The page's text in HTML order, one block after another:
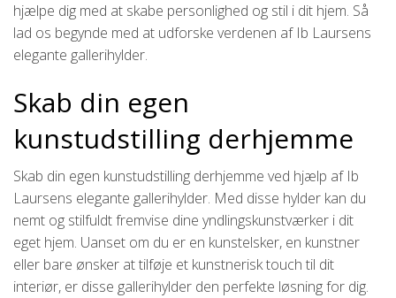
hjælpe dig med at skabe personlighed og stil i dit hjem. Så
lad os begynde med at udforske verdenen af Ib Laursens
elegante gallerihylder.
Skab din egen
kunstudstilling derhjemme
Skab din egen kunstudstilling derhjemme ved hjælp af Ib
Laursens elegante gallerihylder. Med disse hylder kan du
nemt og stilfuldt fremvise dine yndlingskunstværker i dit
eget hjem. Uanset om du er en kunstelsker, en kunstner
eller bare ønsker at tilføje et kunstnerisk touch til dit
interiør, er disse gallerihylder den perfekte løsning for dig.